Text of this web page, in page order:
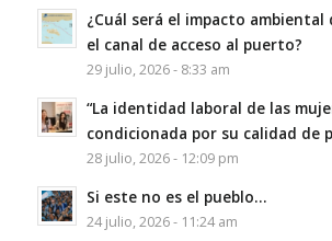
¿Cuál será el impacto
el canal de acceso al puerto?
29 julio, 2026 - 8:33 am
“La identidad laboral de las
condicionada por su calidad de
28 julio, 2026 - 12:09 pm
Si este no es el pueblo…
24 julio, 2026 - 11:24 am